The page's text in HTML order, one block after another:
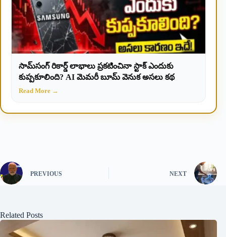
సామ్‌సంగ్ రికార్డ్ లాభాలు ప్రకటించినా స్టాక్ ఎందుకు
కుప్పకూలింది? AI మెమరీ బూమ్ వెనుక అసలు కథ
Read More →
PREVIOUS NEXT
Related Posts